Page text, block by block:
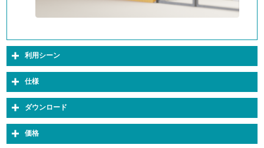
利用シーン
仕様
ダウンロード
価格